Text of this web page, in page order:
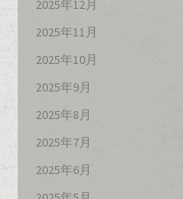
2025年12月
2025年11月
2025年10月
2025年9月
2025年8月
2025年7月
2025年6月